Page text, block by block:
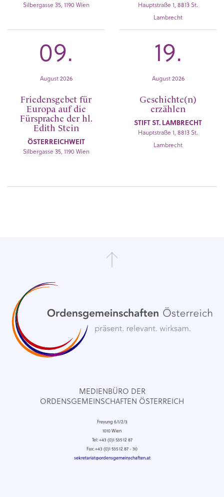
Silbergasse 35, 1190 Wien
Hauptstraße 1, 8813 St.
Lambrecht
09.
August 2026
Friedensgebet für
Europa auf die
Fürsprache der hl.
Edith Stein
ÖSTERREICHWEIT
Silbergasse 35, 1190 Wien
19.
August 2026
Geschichte(n)
erzählen
STIFT ST. LAMBRECHT
Hauptstraße 1, 8813 St.
Lambrecht
MEDIENBÜRO DER
ORDENSGEMEINSCHAFTEN ÖSTERREICH
Freyung 6/1/2/3
1010 Wien
Tel: +43 (0)1 535 12 87
Fax: +43 (0)1 535 12 87 - 30
sekretariat@ordensgemeinschaften.at